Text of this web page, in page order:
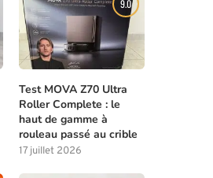
9.0
Test MOVA Z70 Ultra
Roller Complete : le
haut de gamme à
rouleau passé au crible
17 juillet 2026